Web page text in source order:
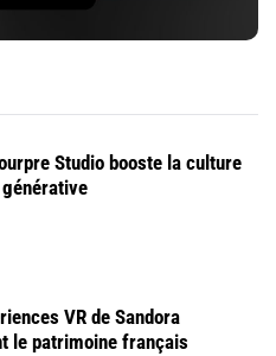
Studio booste la culture
VR de Sandora
le patrimoine français